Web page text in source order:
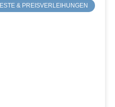
& PREISVERLEIHUNGEN